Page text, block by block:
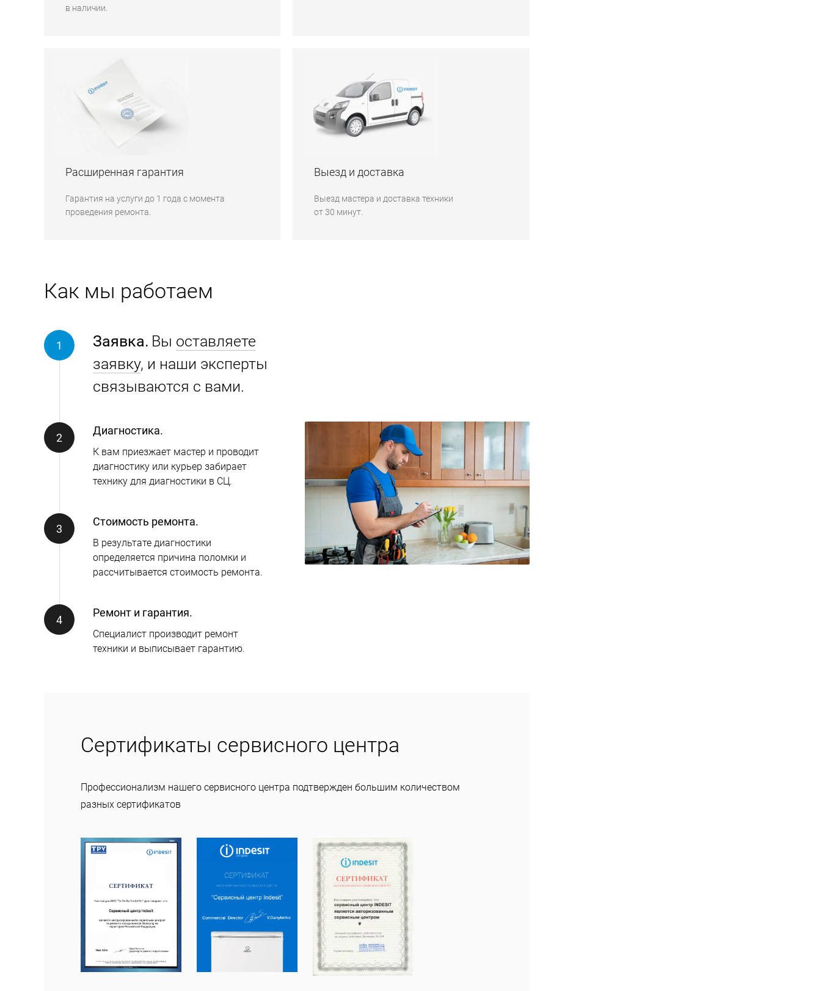
в наличии.
Расширенная гарантия
Гарантия на услуги до 1 года с момента
проведения ремонта.
Выезд и доставка
Выезд мастера и доставка техники
от 30 минут.
Как мы работаем
Заявка. Вы оставляете
заявку, и наши эксперты
связываются с вами.
Диагностика.
К вам приезжает мастер и проводит
диагностику или курьер забирает
технику для диагностики в СЦ.
Стоимость ремонта.
В результате диагностики
определяется причина поломки и
рассчитывается стоимость ремонта.
Ремонт и гарантия.
Специалист производит ремонт
техники и выписывает гарантию.
Сертификаты сервисного центра
Профессионализм нашего сервисного центра подтвержден большим количеством
разных сертификатов